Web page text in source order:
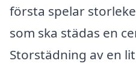
första spelar
som ska städas en
Storstädning av en